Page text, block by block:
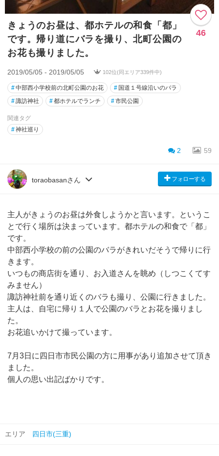
きょうのお昼は、都ホテルの和食「都」
です。帰り道にバラを撮り、北町公園の
お花も撮りました。
46
2019/05/05 - 2019/05/05 102位(同エリア339件中)
#中部西小学校前の北町公園のお花 # 国道１号線沿いのバラ
#諏訪神社 #都ホテルでランチ #市民公園
関連タグ
#神社巡り
2 59
toraobasanさん フォローする
主人がきょうのお昼は外食しようかと言います。というこ
とで行く場所は決まっています。都ホテルの和食で「都」
です。
中部西小学校の前の公園のバラがきれいだそうで帰りに行
きます。
いつもの商店街を通り、お入道さんを眺め（しつこくてす
みません）
諏訪神社前を通り近くのバラも撮り、公園に行きました。
主人は、自宅に帰り１人で公園のバラとお花を撮りまし
た。
お花追いかけて撮っています。
7月3日に四日市市民公園の方に用事があり追加させて頂き
ました。
個人の思い出記ばかりです。
エリア 四日市(三重)